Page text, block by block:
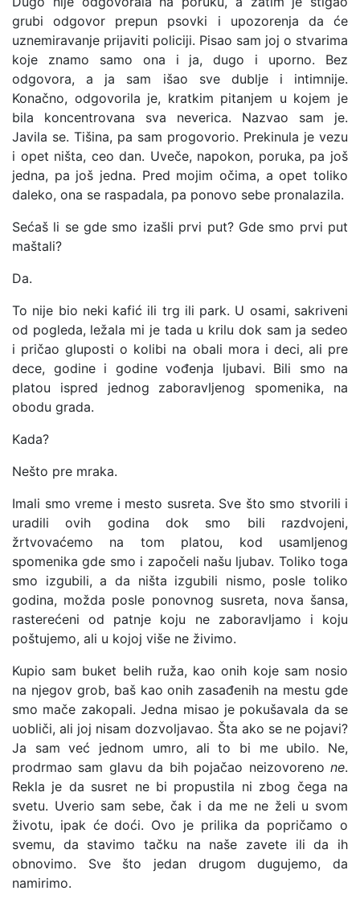
grubi odgovor prepun psovki i upozorenja da će
uznemiravanje prijaviti policiji. Pisao sam joj o stvarima
koje znamo samo ona i ja, dugo i uporno. Bez
odgovora, a ja sam išao sve dublje i intimnije.
Konačno, odgovorila je, kratkim pitanjem u kojem je
bila koncentrovana sva neverica. Nazvao sam je.
Javila se. Tišina, pa sam progovorio. Prekinula je vezu
i opet ništa, ceo dan. Uveče, napokon, poruka, pa još
jedna, pa još jedna. Pred mojim očima, a opet toliko
daleko, ona se raspadala, pa ponovo sebe pronalazila.
Sećaš li se gde smo izašli prvi put? Gde smo prvi put
maštali?
Da.
To nije bio neki kafić ili trg ili park. U osami, sakriveni
od pogleda, ležala mi je tada u krilu dok sam ja sedeo
i pričao gluposti o kolibi na obali mora i deci, ali pre
dece, godine i godine vođenja ljubavi. Bili smo na
platou ispred jednog zaboravljenog spomenika, na
obodu grada.
Kada?
Nešto pre mraka.
Imali smo vreme i mesto susreta. Sve što smo stvorili i
uradili ovih godina dok smo bili razdvojeni,
žrtvovaćemo na tom platou, kod usamljenog
spomenika gde smo i započeli našu ljubav. Toliko toga
smo izgubili, a da ništa izgubili nismo, posle toliko
godina, možda posle ponovnog susreta, nova šansa,
rasterećeni od patnje koju ne zaboravljamo i koju
poštujemo, ali u kojoj više ne živimo.
Kupio sam buket belih ruža, kao onih koje sam nosio
na njegov grob, baš kao onih zasađenih na mestu gde
smo mače zakopali. Jedna misao je pokušavala da se
uobliči, ali joj nisam dozvoljavao. Šta ako se ne pojavi?
Ja sam već jednom umro, ali to bi me ubilo. Ne,
prodrmao sam glavu da bih pojačao neizovoreno ne.
Rekla je da susret ne bi propustila ni zbog čega na
svetu. Uverio sam sebe, čak i da me ne želi u svom
životu, ipak će doći. Ovo je prilika da popričamo o
svemu, da stavimo tačku na naše zavete ili da ih
obnovimo. Sve što jedan drugom dugujemo, da
namirimo.